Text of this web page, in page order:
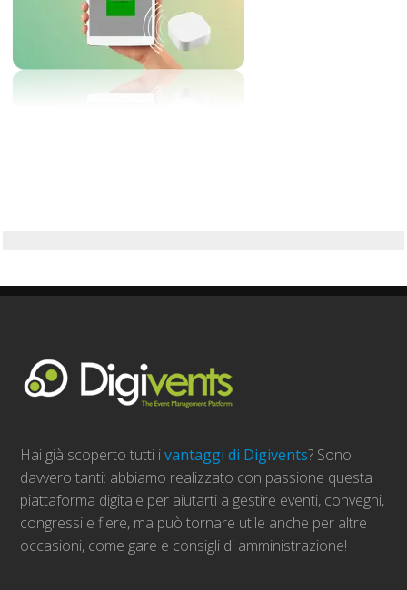
Hai già scoperto tutti ivantaggi di Digivents? Sono
davvero tanti: abbiamo realizzato con passione questa
piattaforma digitale per aiutarti a gestire eventi, convegni,
congressi e fiere, ma può tornare utile anche per altre
occasioni, come gare e consigli di amministrazione!